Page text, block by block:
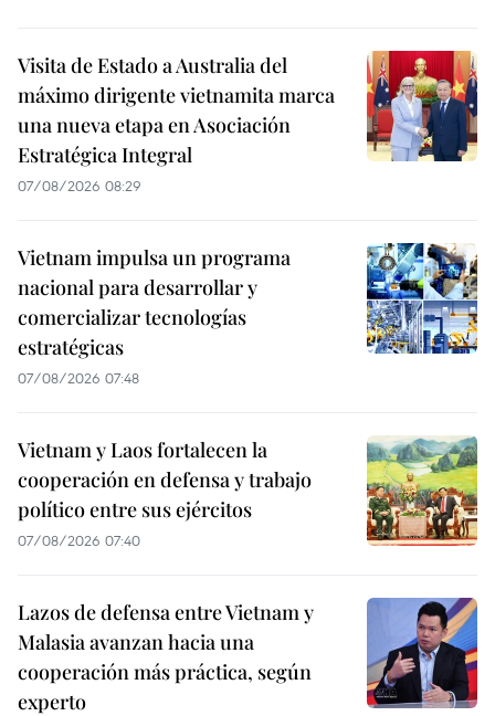
Visita de Estado a Australia del
máximo dirigente vietnamita marca
una nueva etapa en Asociación
Estratégica Integral
07/08/2026 08:29
Vietnam impulsa un programa
nacional para desarrollar y
comercializar tecnologías
estratégicas
07/08/2026 07:48
Vietnam y Laos fortalecen la
cooperación en defensa y trabajo
político entre sus ejércitos
07/08/2026 07:40
Lazos de defensa entre Vietnam y
Malasia avanzan hacia una
cooperación más práctica, según
experto